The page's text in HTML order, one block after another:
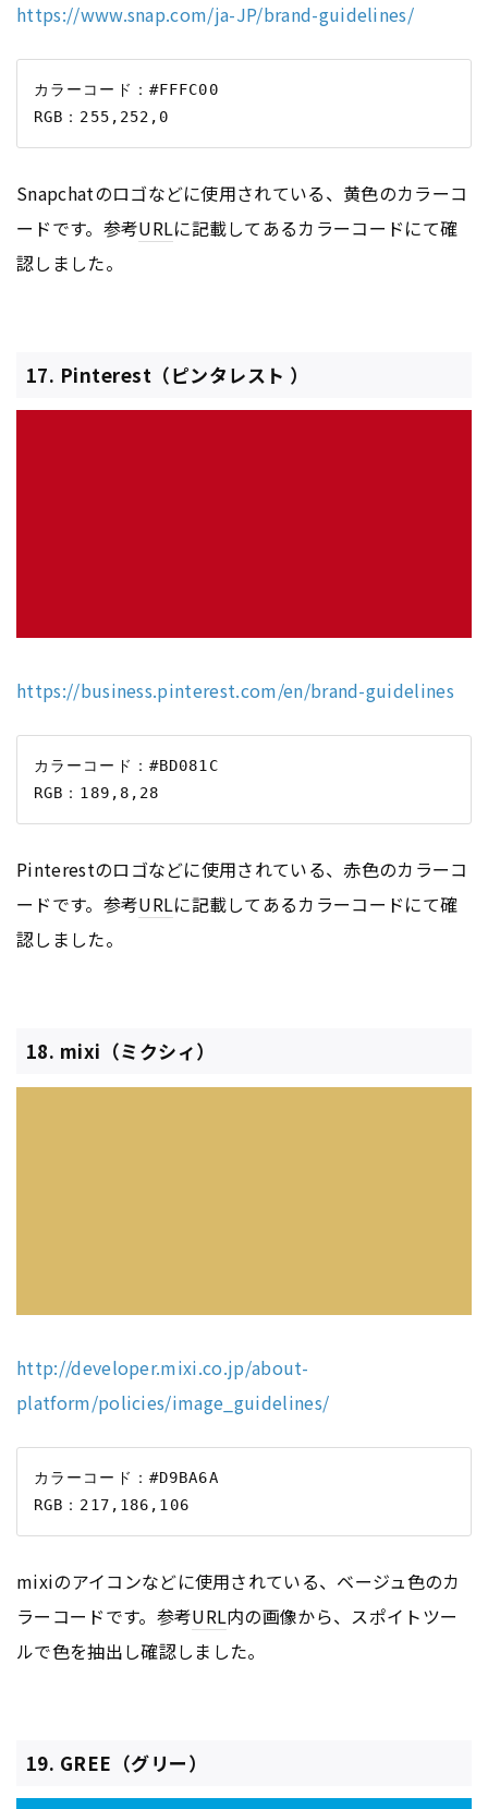
https://www.snap.com/ja-JP/brand-guidelines/
カラーコード：#FFFC00
Snapchatのロゴなどに使用されている、黄色のカラーコ
ードです。参考URLに記載してあるカラーコードにて確
認しました。
17. Pinterest（ピンタレスト ）
https://business.pinterest.com/en/brand-guidelines
カラーコード：#BD081C
Pinterestのロゴなどに使用されている、赤色のカラーコ
ードです。参考URLに記載してあるカラーコードにて確
認しました。
18. mixi（ミクシィ）
http://developer.mixi.co.jp/about-
platform/policies/image_guidelines/
カラーコード：#D9BA6A
mixiのアイコンなどに使用されている、ベージュ色のカ
ラーコードです。参考URL内の画像から、スポイトツー
ルで色を抽出し確認しました。
19. GREE（グリー）